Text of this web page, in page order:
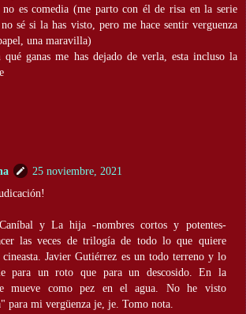
es comedia (me parto con él de risa en la serie
sé si la has visto, pero me hace sentir verguenza
una maravilla)
qué ganas me has dejado de verla, esta incluso la
25 noviembre, 2021
y La hija -nombres cortos y potentes-
las veces de trilogía de todo lo que quiere
cineasta. Javier Gutiérrez es un todo terreno y lo
para un roto que para un descosido. En la
mueve como pez en el agua. No he visto
para mi vergüenza je, je. Tomo nota.